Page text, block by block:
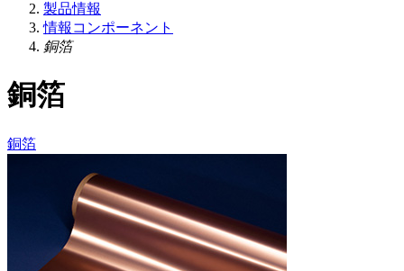
製品情報
情報コンポーネント
銅箔
銅箔
銅箔